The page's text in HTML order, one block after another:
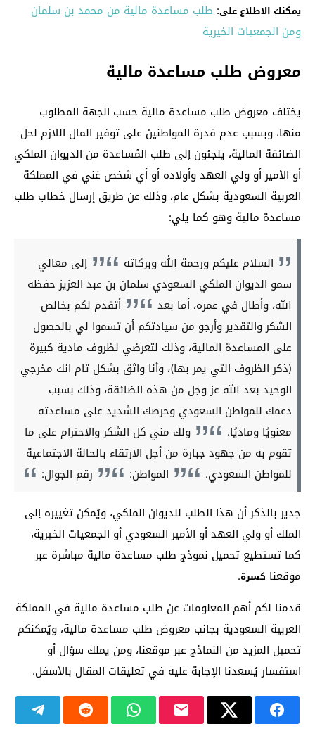
يمكنك الاطلاع على: طلب مساعدة مالية من محمد بن سلمان
ومن الجمعيات الخيرية
معروض طلب مساعدة مالية
يختلف معروض طلب مساعدة مالية حسب الجهة المطلوب
منها، وبسبب عدم قدرة المواطنين على توفير المال اللازم لحل
الضائقة المالية، يلجئون إلى طلب المُساعدة من الديوان الملكي
أو الأمير أو ولي العهد وأولاده أو أي شخص غني في المملكة
العربية السعودية بشكل عام، وذلك عن طريق إرسال خطاب طلب
مساعدة مالية وهو كما يلي:
السلام عليكم ورحمة الله وبركاته
إلى معالي
سمو الديوان الملكي السعودي سلمان بن عبد العزيز حفظه
الله، وأطال في عمره، أما بعد
أتقدم لكم بخالص
الشكر والتقدير وأرجو من سيادتكم أن تسموا لي بالحصول
على المساعدة المالية، وذلك لتعرضي لظروف مادية كبيرة
(ذكر الظروف التي يمر بها)، وأنا واثق بشكل تام انك مخرجي
الوحيد بعد الله عز وجل من هذه الضائقة، وذلك بسبب
دعمك للمواطن السعودي وحرصك الشديد على مساعدته
معنويًا وماديًا.
ولك مني كل الشكر والاحترام على ما
تقوم به من جهود جبارة من أجل الارتقاء بالحالة الاجتماعية
للمواطن السعودي.
المواطن:
رقم الجوال:
جدير بالذكر أن هذا الطلب للديوان الملكي، ويُمكن تغييره إلى
الملك أو ولي العهد أو الأمير السعودي أو الجمعيات الخيرية،
كما تستطيع تحميل نموذج طلب مساعدة مالية مباشرة عبر
موقعنا كسرة.
قدمنا لكم أهم المعلومات عن طلب مساعدة مالية في المملكة
العربية السعودية بجانب معروض طلب مساعدة مالية، ويُمكنكم
تحميل المزيد من النماذج عبر موقعنا، ومن يملك سؤال أو
استفسار يُسعدنا الإجابة عليه في تعليقات المقال بالأسفل.